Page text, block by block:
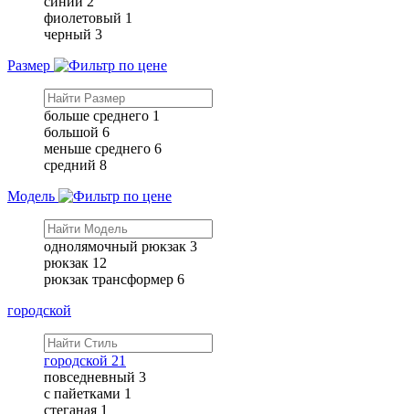
фиолетовый 1
черный 3
Размер
больше среднего 1
большой 6
меньше среднего 6
средний 8
Модель
однолямочный рюкзак 3
рюкзак 12
рюкзак трансформер 6
городской
городской 21
повседневный 3
с пайетками 1
стеганая 1